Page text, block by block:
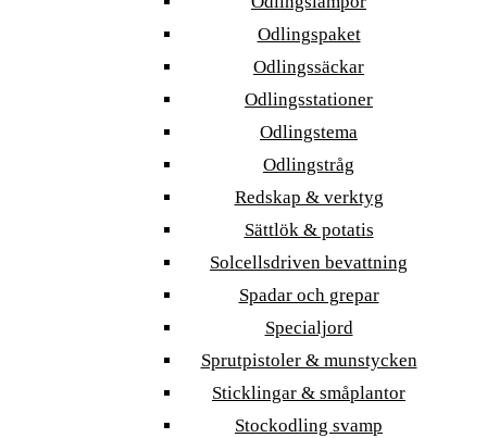
Odlingspaket
Odlingssäckar
Odlingsstationer
Odlingstema
Odlingstråg
Redskap & verktyg
Sättlök & potatis
Solcellsdriven bevattning
Spadar och grepar
Specialjord
Sprutpistoler & munstycken
Sticklingar & småplantor
Stockodling svamp